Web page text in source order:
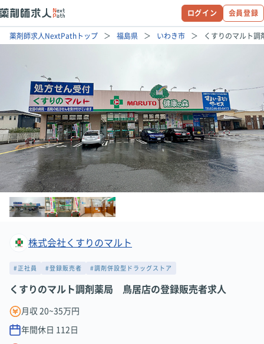
ログイン 会員登録
薬剤師求人NextPathトップ 福島県 いわき市 くすりのマルト
株式会社くすりのマルト
#正社員 #登録販売者 #調剤併設型ドラッグストア
くすりのマルト調剤薬局 鳥居店の登録販売者求人
月収 20~35万円
年間休日 112 日